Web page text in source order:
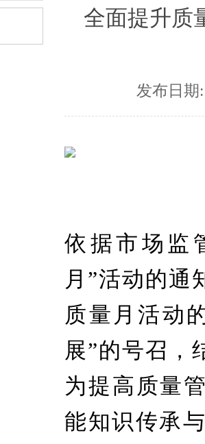
全面提升质
发布日期:
依据市场监
月”活动的通
质量月活动
展”的号召，
为提高质量
能知识传承